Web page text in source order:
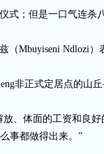
式；但是一口气连杀
（Mbuyiseni Ndlozi
非正式定居点的山
、体面的工资和良
事都做得出来。”